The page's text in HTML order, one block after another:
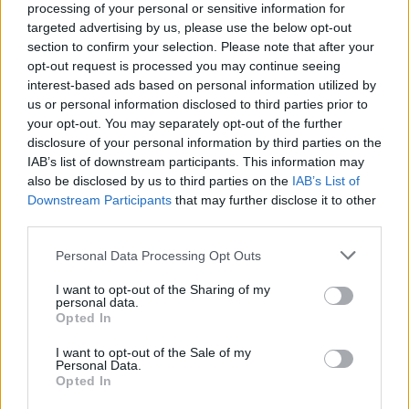
processing of your personal or sensitive information for
targeted advertising by us, please use the below opt-out
section to confirm your selection. Please note that after your
opt-out request is processed you may continue seeing
interest-based ads based on personal information utilized by
us or personal information disclosed to third parties prior to
your opt-out. You may separately opt-out of the further
disclosure of your personal information by third parties on the
IAB’s list of downstream participants. This information may
also be disclosed by us to third parties on the IAB’s List of
Downstream Participants that may further disclose it to other
Personal Data Processing Opt Outs
I want to opt-out of the Sharing of my
personal data.
Opted In
I want to opt-out of the Sale of my
Personal Data.
Opted In
- Direktør Christian Beith Kjeldsen kontaktede mig
og spurgte, om jeg havde lyst til at være med til at
styrke salget af profiltøj. Det lød som en
spændende udfordring, og jeg får stor frihed til
selv at planlægge mine arbejdsdage. Det passer
mig rigtig godt, siger Viggo Krath.
Hos Bygma skal han rådgive virksomheder om alt
fra arbejdsbeklædning og profiltøj med tryk eller
beklædningsløsninger.
Kundegruppen spænder bredt og omfatter blandt
industrivirksomheder, hoteller, restauranter og
transportbranchen.
Spar-butik holder traditionsrigt